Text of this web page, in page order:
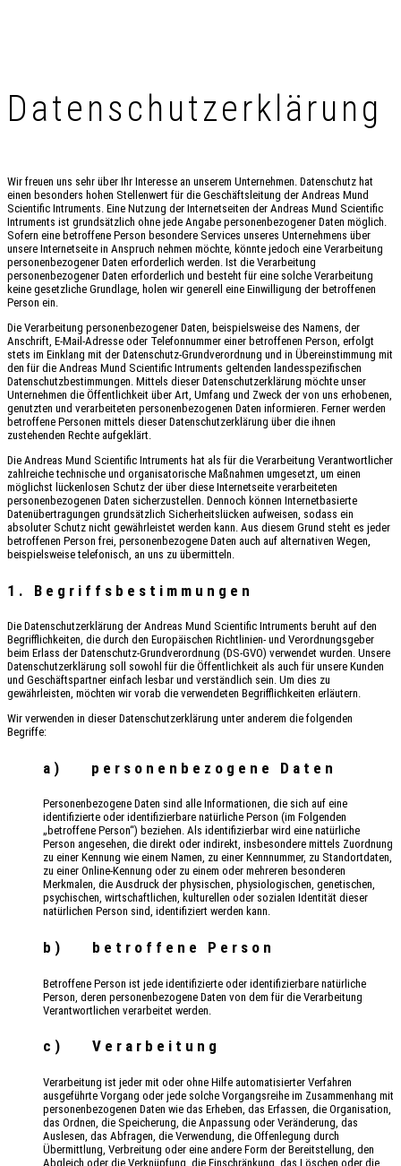
Datenschutzerklärung
Wir freuen uns sehr über Ihr Interesse an unserem Unternehmen. Datenschutz hat
einen besonders hohen Stellenwert für die Geschäftsleitung der Andreas Mund
Scientific Intruments. Eine Nutzung der Internetseiten der Andreas Mund Scientific
Intruments ist grundsätzlich ohne jede Angabe personenbezogener Daten möglich.
Sofern eine betroffene Person besondere Services unseres Unternehmens über
unsere Internetseite in Anspruch nehmen möchte, könnte jedoch eine Verarbeitung
personenbezogener Daten erforderlich werden. Ist die Verarbeitung
personenbezogener Daten erforderlich und besteht für eine solche Verarbeitung
keine gesetzliche Grundlage, holen wir generell eine Einwilligung der betroffenen
Person ein.
Die Verarbeitung personenbezogener Daten, beispielsweise des Namens, der
Anschrift, E-Mail-Adresse oder Telefonnummer einer betroffenen Person, erfolgt
stets im Einklang mit der Datenschutz-Grundverordnung und in Übereinstimmung mit
den für die Andreas Mund Scientific Intruments geltenden landesspezifischen
Datenschutzbestimmungen. Mittels dieser Datenschutzerklärung möchte unser
Unternehmen die Öffentlichkeit über Art, Umfang und Zweck der von uns erhobenen,
genutzten und verarbeiteten personenbezogenen Daten informieren. Ferner werden
betroffene Personen mittels dieser Datenschutzerklärung über die ihnen
zustehenden Rechte aufgeklärt.
Die Andreas Mund Scientific Intruments hat als für die Verarbeitung Verantwortlicher
zahlreiche technische und organisatorische Maßnahmen umgesetzt, um einen
möglichst lückenlosen Schutz der über diese Internetseite verarbeiteten
personenbezogenen Daten sicherzustellen. Dennoch können Internetbasierte
Datenübertragungen grundsätzlich Sicherheitslücken aufweisen, sodass ein
absoluter Schutz nicht gewährleistet werden kann. Aus diesem Grund steht es jeder
betroffenen Person frei, personenbezogene Daten auch auf alternativen Wegen,
beispielsweise telefonisch, an uns zu übermitteln.
1. Begriffsbestimmungen
Die Datenschutzerklärung der Andreas Mund Scientific Intruments beruht auf den
Begrifflichkeiten, die durch den Europäischen Richtlinien- und Verordnungsgeber
beim Erlass der Datenschutz-Grundverordnung (DS-GVO) verwendet wurden. Unsere
Datenschutzerklärung soll sowohl für die Öffentlichkeit als auch für unsere Kunden
und Geschäftspartner einfach lesbar und verständlich sein. Um dies zu
gewährleisten, möchten wir vorab die verwendeten Begrifflichkeiten erläutern.
Wir verwenden in dieser Datenschutzerklärung unter anderem die folgenden
Begriffe:
a) personenbezogene Daten
Personenbezogene Daten sind alle Informationen, die sich auf eine
identifizierte oder identifizierbare natürliche Person (im Folgenden
„betroffene Person“) beziehen. Als identifizierbar wird eine natürliche
Person angesehen, die direkt oder indirekt, insbesondere mittels Zuordnung
zu einer Kennung wie einem Namen, zu einer Kennnummer, zu Standortdaten,
zu einer Online-Kennung oder zu einem oder mehreren besonderen
Merkmalen, die Ausdruck der physischen, physiologischen, genetischen,
psychischen, wirtschaftlichen, kulturellen oder sozialen Identität dieser
natürlichen Person sind, identifiziert werden kann.
b) betroffene Person
Betroffene Person ist jede identifizierte oder identifizierbare natürliche
Person, deren personenbezogene Daten von dem für die Verarbeitung
Verantwortlichen verarbeitet werden.
c) Verarbeitung
Verarbeitung ist jeder mit oder ohne Hilfe automatisierter Verfahren
ausgeführte Vorgang oder jede solche Vorgangsreihe im Zusammenhang mit
personenbezogenen Daten wie das Erheben, das Erfassen, die Organisation,
das Ordnen, die Speicherung, die Anpassung oder Veränderung, das
Auslesen, das Abfragen, die Verwendung, die Offenlegung durch
Übermittlung, Verbreitung oder eine andere Form der Bereitstellung, den
Abgleich oder die Verknüpfung, die Einschränkung, das Löschen oder die